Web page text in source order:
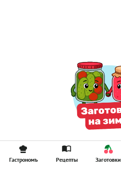
Гастрономъ Рецепты Заготовки